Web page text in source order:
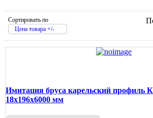
Сортировать по
Цена товара +/-
Имитация бруса карельский профиль
18х196х6000 мм